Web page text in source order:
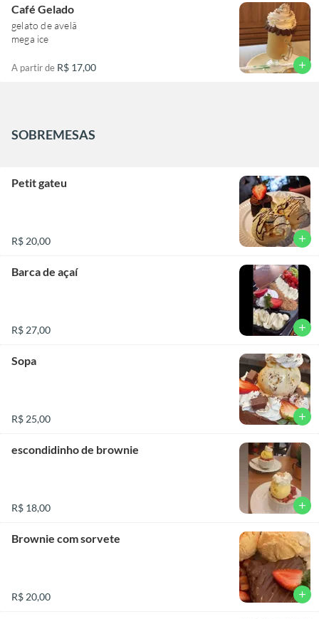
Café Gelado
gelato de avelã
mega ice
A partir de R$ 17,00 add
SOBREMESAS
Petit gateu
R$ 20,00 add
Barca de açaí
R$ 27,00 add
Sopa
R$ 25,00 add
escondidinho de brownie
R$ 18,00 add
Brownie com sorvete
R$ 20,00 add